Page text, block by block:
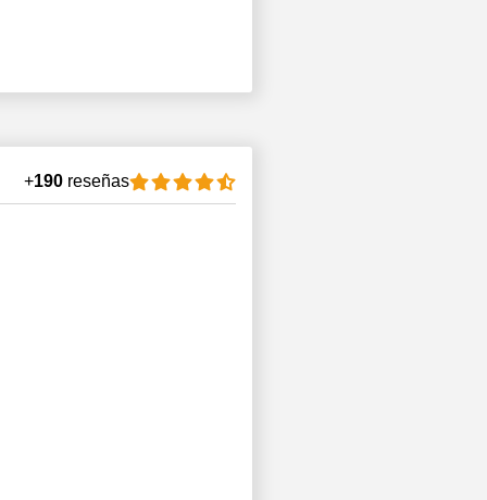
+190 reseñas